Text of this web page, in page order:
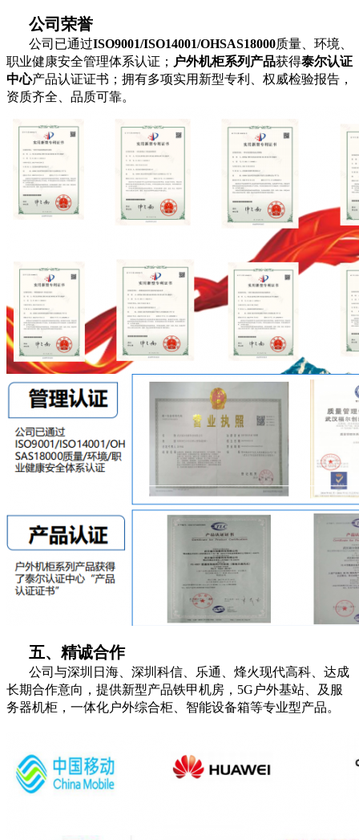
公司荣誉
公司已通过ISO9001/ISO14001/OHSAS18000质量、环境、
职业健康安全管理体系认证； 户外机柜系列产品获得泰尔认证
中心产品认证证书；拥有多项实用新型专利、权威检验报告，
资质齐全、品质可靠。
五、精诚合作
公司与深圳日海、深圳科信、乐通、烽火现代高科、达成
长期合作意向，提供新型产品铁甲机房，5G户外基站、及服
务器机柜，一体化户外综合柜、智能设备箱等专业型产品。